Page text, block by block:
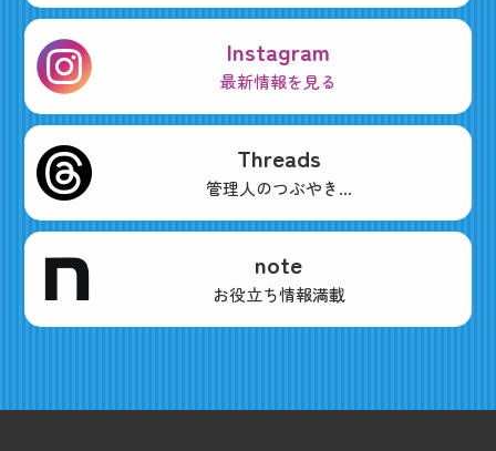
Instagram
最新情報を見る
Threads
管理人のつぶやき...
note
お役立ち情報満載